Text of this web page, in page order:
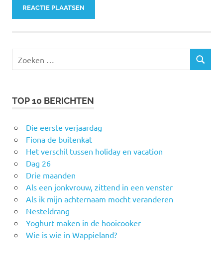
naar:
ZOEKEN
TOP 10 BERICHTEN
Die eerste verjaardag
Fiona de buitenkat
Het verschil tussen holiday en vacation
Dag 26
Drie maanden
Als een jonkvrouw, zittend in een venster
Als ik mijn achternaam mocht veranderen
Nesteldrang
Yoghurt maken in de hooicooker
Wie is wie in Wappieland?